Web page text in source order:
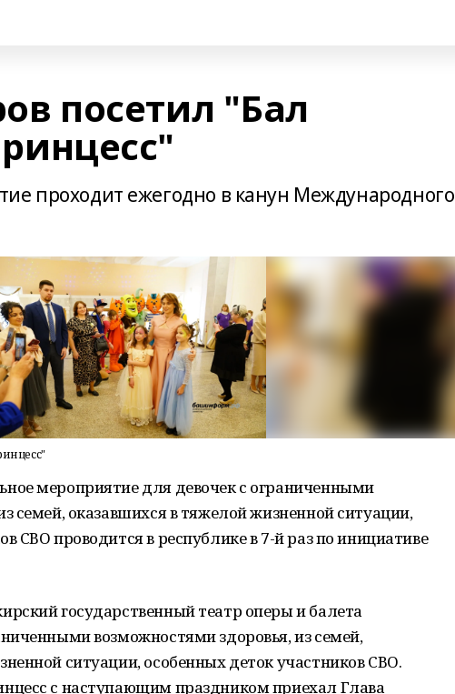
посетил "Бал
проходит ежегодно в канун Международного
мероприятие для девочек с ограниченными
семей, оказавшихся в тяжелой жизненной ситуации,
СВО проводится в республике в 7-й раз по инициативе
государственный театр оперы и балета
возможностями здоровья, из семей,
ситуации, особенных деток участников СВО.
с наступающим праздником приехал Глава